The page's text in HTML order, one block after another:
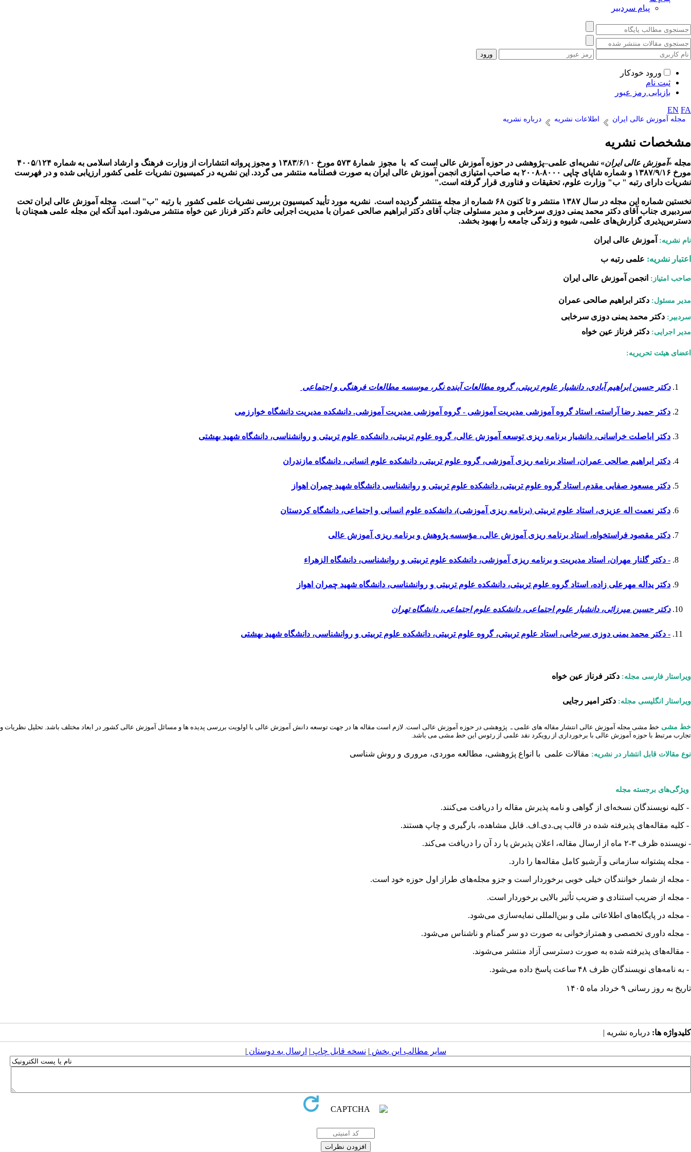
پیام سردبیر
ورود خودکار
ثبت نام
بازیابی رمز عبور
EN FA
مجله آموزش عالی ایران اطلاعات نشریه درباره نشریه
مشخصات نشریه
مجله «آموزش عالی ایران
» نشریه‌ای علمی–پژوهشی در حوزه آموزش عالی است که با مجوز شمارۀ ۵۷۳ مورخ ۱۳۸۳/۶/۱۰ و مجوز پروانه انتشارات از وزارت فرهنگ و ارشاد اسلامی به شماره ۴۰۰۵/۱۲۴
مورخ ۱۳۸۷/۹/۱۶ و شماره شاپای چاپی ۸۰۰۰-۲۰۰۸ به صاحب امتیازی انجمن آموزش عالی ایران به صورت فصلنامه منتشر می گردد. این نشریه در کمیسیون نشریات علمی کشور ارزیابی شده و در فهرست
نشریات دارای رتبه " ب" وزارت علوم، تحقیقات و فناوری قرار گرفته است."
نخستین شماره این مجله در سال ۱۳۸۷ منتشر و تا کنون ۶۸ شماره از مجله منتشر گردیده است. نشریه مورد تأیید کمیسیون بررسی نشریات علمی کشور با رتبه "ب" است. مجله آموزش عالی ایران تحت
سردبیری جناب آقای دکتر محمد یمنی دوزی سرخابی و مدیر مسئولی جناب آقای دکتر ابراهیم صالحی عمران با مدیریت اجرایی خانم دکتر فرناز عین خواه منتشر می‌شود. امید آنکه این مجله علمی همچنان با
دسترس‌پذیری گزارش‌های علمی، شیوه و زندگی جامعه را بهبود بخشد.
نام نشریه: آموزش عالی ایران
اعتبار نشریه: علمی رتبه ب
صاحب امتیاز: انجمن آموزش عالی ایران
مدیر مسئول: دکتر ابراهیم صالحی عمران
سردبیر: دکتر محمد یمنی دوزی سرخابی
مدیر اجرایی: دکتر فرناز عین خواه
اعضای هیئت تحریریه:
دکتر حسین ابراهیم آبادی، دانشیار علوم تربیتی، گروه مطالعات آینده نگر، موسسه مطالعات فرهنگی و اجتماعی
دکتر حمید رضا آراسته، استاد گروه آموزشی مدیریت آموزشی - گروه آموزشی مدیریت آموزشی. دانشکده مدیریت دانشگاه خوارزمی
دکتر اباصلت خراسانی، دانشیار برنامه ریزی توسعه آموزش عالی، گروه علوم تربیتی، دانشکده علوم تربیتی و روانشناسی، دانشگاه شهید بهشتی
دکتر ابراهیم صالحی عمران، استاد برنامه ریزی آموزشی، گروه علوم تربیتی، دانشکده علوم انسانی، دانشگاه مازندران
دکتر مسعود صفایی مقدم، استاد گروه علوم تربیتی، دانشکده علوم تربیتی و روانشناسی دانشگاه شهید چمران اهواز
دکتر نعمت­ اله عزیزی، استاد علوم تربیتی (برنامه‏ ریزی آموزشی)، دانشکده علوم انسانی و اجتماعی، دانشگاه کردستان
دکتر مقصود فراستخواه، استاد برنامه ریزی آموزش عالی، مؤسسه پژوهش و برنامه ریزی آموزش عالی
- دکتر گلنار مهران، استاد مدیریت و برنامه ریزی آموزشی، دانشکده علوم تربیتی و روانشناسی، دانشگاه الزهراء
دکتر یداله مهرعلی زاده، استاد گروه علوم تربیتی، دانشکده علوم تربیتی و روانشناسی، دانشگاه شهید چمران اهواز
دکتر حسین میرزائی، دانشیار علوم اجتماعی، دانشکده علوم اجتماعی، دانشگاه تهران
- دکتر محمد‌ یمنی دوزی سرخابی، استاد علوم تربیتی، گروه علوم تربیتی، دانشکده علوم تربیتی و روانشناسی، دانشگاه شهید بهشتی
ویراستار فارسی مجله: دکتر فرناز عین خواه
ویراستار انگلیسی مجله: دکتر امیر رجایی
خط مشی خط مشی مجله آموزش عالی انتشار مقاله­ های علمی ـ پژوهشی در حوزه آموزش عالی است. لازم است مقاله­ ها در جهت توسعه دانش­ آموزش عالی با اولویت بررسی پدیده­ ها و مسائل آموزش عالی کشور در ابعاد مختلف باشد. تحلیل نظریات و
تجارب مرتبط با حوزه آموزش عالی با برخورداری از رویکرد نقد علمی از رئوس این خط مشی می­ باشد.
نوع مقالات قابل انتشار در نشریه: مقالات علمی با انواع پژوهشی، مطالعه موردی، مروری و روش شناسی
ویژگی‌های برجسته مجله
- کلیه نویسندگان نسخه‌ای از گواهی و نامه پذیرش مقاله را دریافت می‌کنند.
- کلیه مقاله‌های پذیرفته شده در قالب پی.دی.اف. قابل مشاهده، بارگیری و چاپ هستند.
- نویسنده ظرف ۳-۲ ماه از ارسال مقاله، اعلان پذیرش یا رد آن را دریافت می‌کند.
- مجله پشتوانه سازمانی و آرشیو کامل مقاله‌‌ها را دارد.
- مجله از شمار خوانندگان خیلی خوبی برخوردار است و جزو مجله‌های طراز اول حوزه خود است.
- مجله از ضریب استنادی و ضریب تأثیر بالایی برخوردار است.
- مجله در پایگاه‌های اطلاعاتی ملی و بین‌المللی نمایه‌سازی می‌شود.
- مجله داوری تخصصی و همترازخوانی به صورت دو سر گمنام و ناشناس می‌شود.
- مقاله‌های پذیرفته شده به صورت دسترسی آزاد منتشر می‌شوند.
- به نامه‌های نویسندگان ظرف ۴۸ ساعت پاسخ داده می‌شود.
تاریخ به روز رسانی ۹ خرداد ماه ۱۴۰۵
کلیدواژه ها: درباره نشریه |
سایر مطالب این بخش | نسخه قابل چاپ | ارسال به دوستان |